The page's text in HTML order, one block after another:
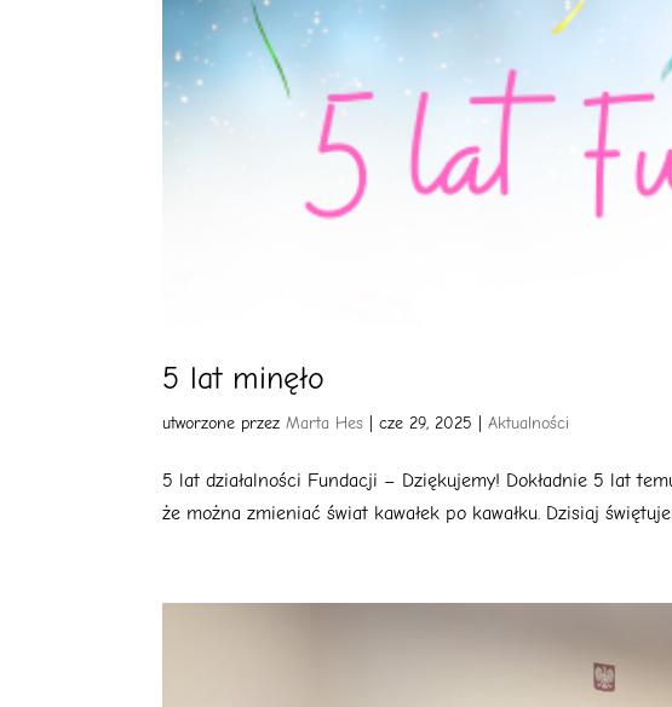
5 lat minęło
utworzone przezMarta Hes |cze 29, 2025 |Aktualności
5 lat działalności Fundacji – Dziękujemy! Dokładnie 5 lat
że można zmieniać świat kawałek po kawałku. Dzisiaj